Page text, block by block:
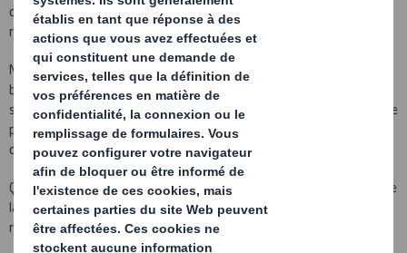
différentes technologie d'impressions garantissent des solutions
resistantes et impactantes en linéaire.
Nous proposons des modèles standard ou réalisons selon votre
brief, des modèles sur-mesures avec possibilité d'intégrer des
systèmes lumineux, olfactifs et sonores. Nous intégrons la taille, le
poids, l'accessibilité et la rotation de vos produits pour définir le
design optimal de votre PLV.
Quelle que soit votre promotion, vous pouvez avoir l'assurance que
la couleur, le style et le design que vous avez choisis seront
reproduits de façon précise sur l'ensemble de la campagne.